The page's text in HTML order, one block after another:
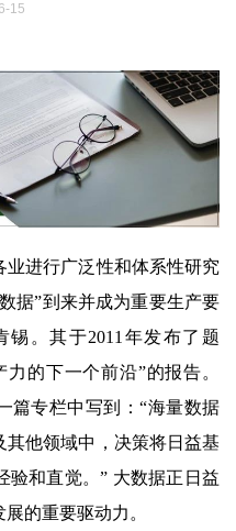
15
进行广泛性和体系性研究
据”到来并成为重要生产要
。其于2011年发布了题
的下一个前沿”的报告。
篇专栏中写到：“海量数据
他领域中，决策将日益基
验和直觉。” 大数据正日益
的重要驱动力。